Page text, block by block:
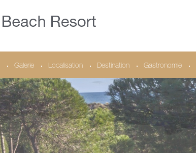
Galerie Localisation Destination Gastronomie